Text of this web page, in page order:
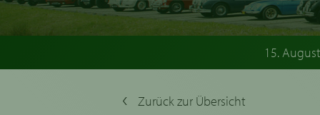
15.
Zurück zur Übersicht